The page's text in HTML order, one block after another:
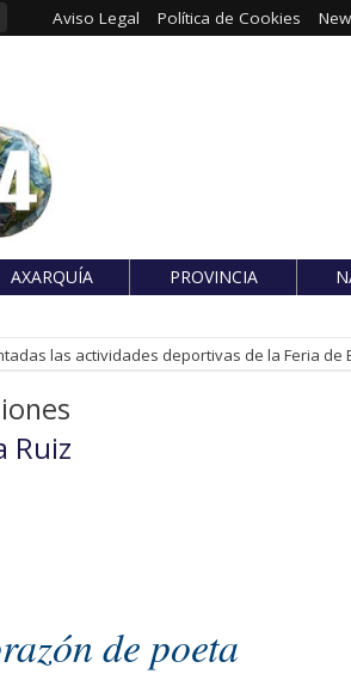
Aviso Legal Política de Cookies
AXARQUÍA PROVINCIA
las actividades deportivas de la Feria de
Ruiz
de poeta